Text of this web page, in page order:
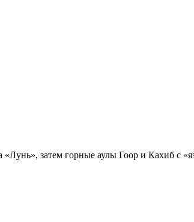
затем горные аулы Гоор и Кахиб с